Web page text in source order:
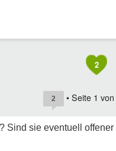
2
2 • Seite 1 von
Sind sie eventuell offener